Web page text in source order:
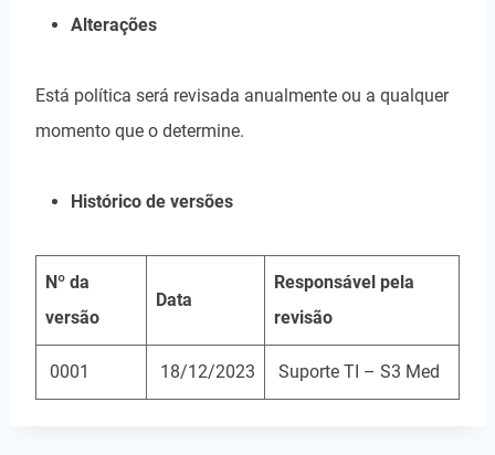
Alterações
Está política será revisada anualmente ou a qualquer
momento que o determine.
Histórico de versões
Nº da
versão
Data
Responsável pela
revisão
0001 18/12/2023 Suporte TI – S3 Med